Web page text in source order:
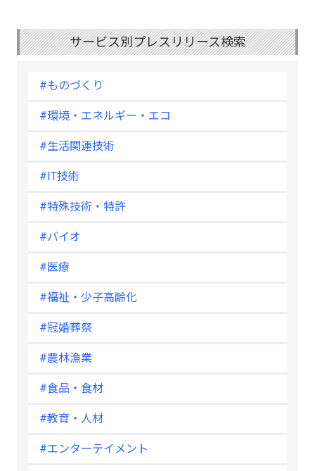
サービス別プレスリリース検索
#ものづくり
#環境・エネルギー・エコ
#生活関連技術
#IT技術
#特殊技術・特許
#バイオ
#医療
#福祉・少子高齢化
#冠婚葬祭
#農林漁業
#食品・食材
#教育・人材
#エンターテイメント